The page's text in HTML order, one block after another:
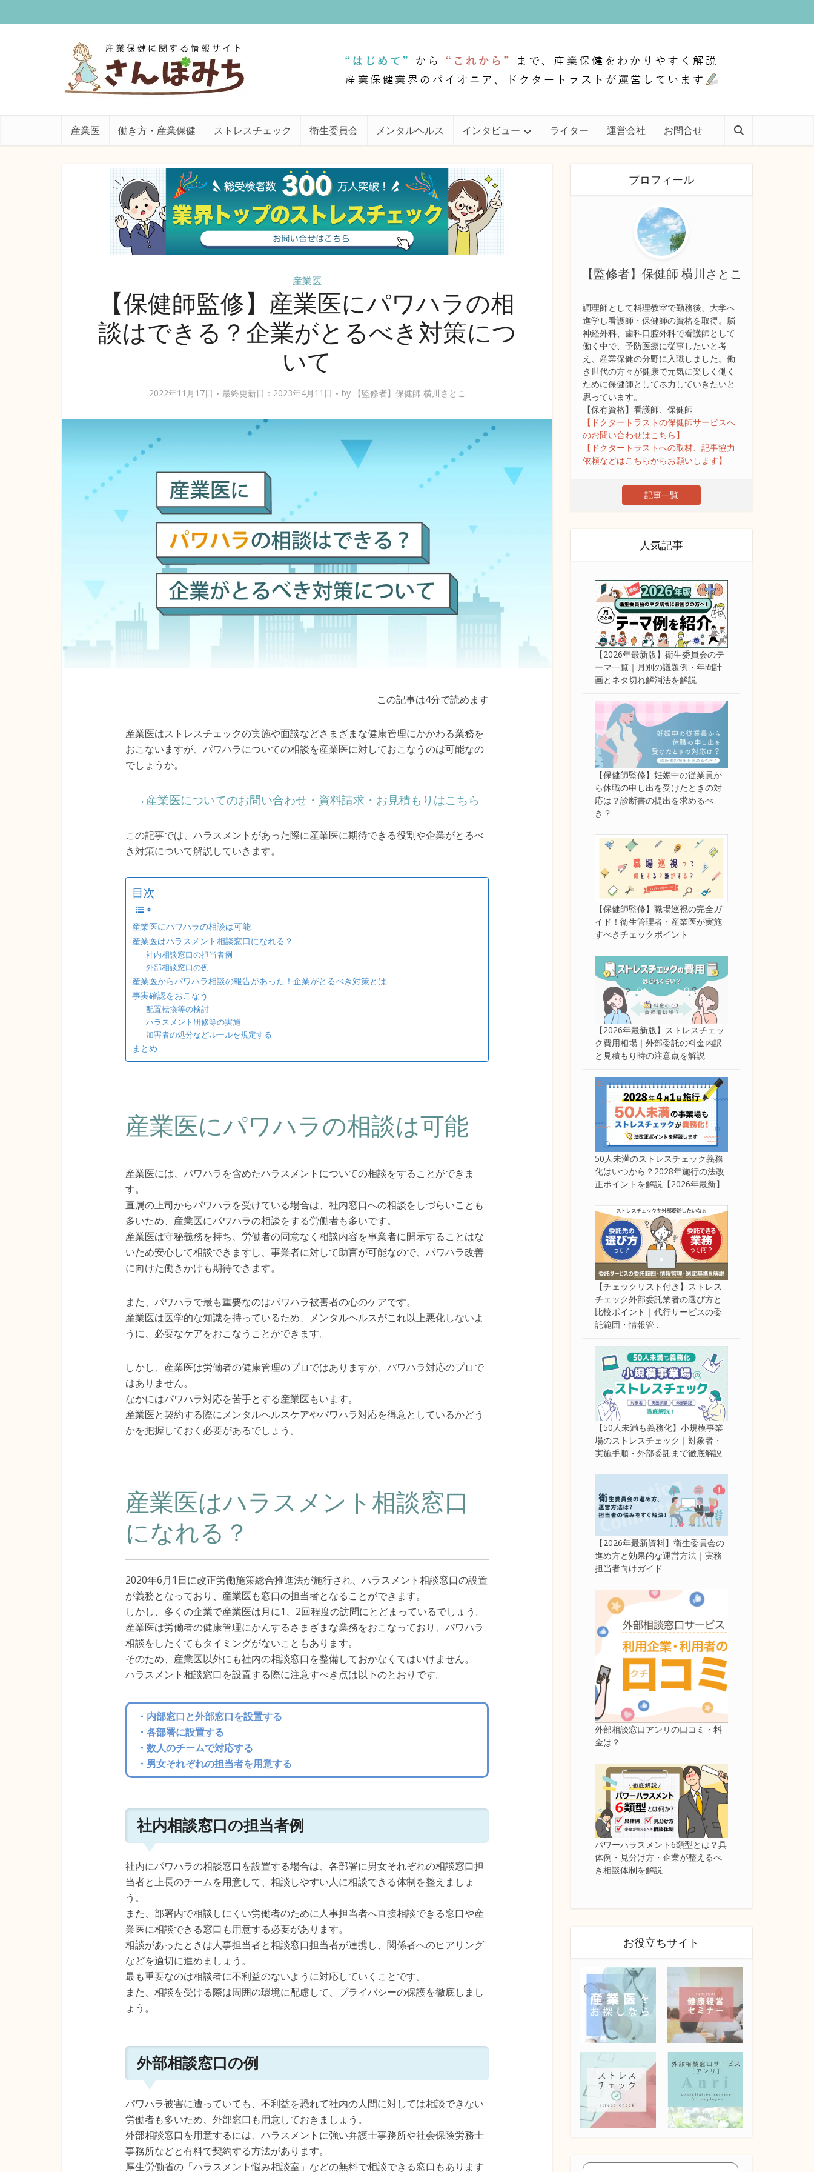
産業医 働き方・産業保健 ストレスチェック 衛生委員会 メンタルヘルス インタビュー ライター 運営会社 お問合せ
産業医
【保健師監修】産業医にパワハラの相
談はできる？企業がとるべき対策につ
いて
2022年11月17日 最終更新日：2023年4月11日 by 【監修者】保健師 横川さとこ
この記事は4分で読めます
産業医はストレスチェックの実施や面談などさまざまな健康管理にかかわる業務を
おこないますが、パワハラについての相談を産業医に対しておこなうのは可能なの
でしょうか。
→産業医についてのお問い合わせ・資料請求・お見積もりはこちら
この記事では、ハラスメントがあった際に産業医に期待できる役割や企業がとるべ
き対策について解説していきます。
目次
産業医にパワハラの相談は可能
産業医はハラスメント相談窓口になれる？
社内相談窓口の担当者例
外部相談窓口の例
産業医からパワハラ相談の報告があった！企業がとるべき対策とは
事実確認をおこなう
配置転換等の検討
ハラスメント研修等の実施
加害者の処分などルールを規定する
まとめ
産業医にパワハラの相談は可能
産業医には、パワハラを含めたハラスメントについての相談をすることができま
す。
直属の上司からパワハラを受けている場合は、社内窓口への相談をしづらいことも
多いため、産業医にパワハラの相談をする労働者も多いです。
産業医は守秘義務を持ち、労働者の同意なく相談内容を事業者に開示することはな
いため安心して相談できますし、事業者に対して助言が可能なので、パワハラ改善
に向けた働きかけも期待できます。
また、パワハラで最も重要なのはパワハラ被害者の心のケアです。
産業医は医学的な知識を持っているため、メンタルヘルスがこれ以上悪化しないよ
うに、必要なケアをおこなうことができます。
しかし、産業医は労働者の健康管理のプロではありますが、パワハラ対応のプロで
はありません。
なかにはパワハラ対応を苦手とする産業医もいます。
産業医と契約する際にメンタルヘルスケアやパワハラ対応を得意としているかどう
かを把握しておく必要があるでしょう。
産業医はハラスメント相談窓口
になれる？
2020年6月1日に改正労働施策総合推進法が施行され、ハラスメント相談窓口の設置
が義務となっており、産業医も窓口の担当者となることができます。
しかし、多くの企業で産業医は月に1、2回程度の訪問にとどまっているでしょう。
産業医は労働者の健康管理にかんするさまざまな業務をおこなっており、パワハラ
相談をしたくてもタイミングがないこともあります。
そのため、産業医以外にも社内の相談窓口を整備しておかなくてはいけません。
ハラスメント相談窓口を設置する際に注意すべき点は以下のとおりです。
・内部窓口と外部窓口を設置する
・各部署に設置する
・数人のチームで対応する
・男女それぞれの担当者を用意する
社内相談窓口の担当者例
社内にパワハラの相談窓口を設置する場合は、各部署に男女それぞれの相談窓口担
当者と上長のチームを用意して、相談しやすい人に相談できる体制を整えましょ
う。
また、部署内で相談しにくい労働者のために人事担当者へ直接相談できる窓口や産
業医に相談できる窓口も用意する必要があります。
相談があったときは人事担当者と相談窓口担当者が連携し、関係者へのヒアリング
などを適切に進めましょう。
最も重要なのは相談者に不利益のないように対応していくことです。
また、相談を受ける際は周囲の環境に配慮して、プライバシーの保護を徹底しまし
ょう。
外部相談窓口の例
パワハラ被害に遭っていても、不利益を恐れて社内の人間に対しては相談できない
労働者も多いため、外部窓口も用意しておきましょう。
外部相談窓口を用意するには、ハラスメントに強い弁護士事務所や社会保険労務士
事務所などと有料で契約する方法があります。
厚生労働省の「ハラスメント悩み相談室」などの無料で相談できる窓口もあります
プロフィール
【監修者】保健師 横川さとこ
調理師として料理教室で勤務後、大学へ
進学し看護師・保健師の資格を取得。脳
神経外科、歯科口腔外科で看護師として
働く中で、予防医療に従事したいと考
え、産業保健の分野に入職しました。働
き世代の方々が健康で元気に楽しく働く
ために保健師として尽力していきたいと
思っています。
【保有資格】看護師、保健師
【ドクタートラストの保健師サービスへ
のお問い合わせはこちら】
【ドクタートラストへの取材、記事協力
依頼などはこちらからお願いします】
記事一覧
人気記事
【2026年最新版】衛生委員会のテ
ーマ一覧｜月別の議題例・年間計
画とネタ切れ解消法を解説
【保健師監修】妊娠中の従業員か
ら休職の申し出を受けたときの対
応は？診断書の提出を求めるべ
き？
【保健師監修】職場巡視の完全ガ
イド！衛生管理者・産業医が実施
すべきチェックポイント
【2026年最新版】ストレスチェッ
ク費用相場｜外部委託の料金内訳
と見積もり時の注意点を解説
50人未満のストレスチェック義務
化はいつから？2028年施行の法改
正ポイントを解説【2026年最新】
【チェックリスト付き】ストレス
チェック外部委託業者の選び方と
比較ポイント｜代行サービスの委
託範囲・情報管…
【50人未満も義務化】小規模事業
場のストレスチェック｜対象者・
実施手順・外部委託まで徹底解説
【2026年最新資料】衛生委員会の
進め方と効果的な運営方法｜実務
担当者向けガイド
外部相談窓口アンリの口コミ・料
金は？
パワーハラスメント6類型とは？具
体例・見分け方・企業が整えるべ
き相談体制を解説
お役立ちサイト